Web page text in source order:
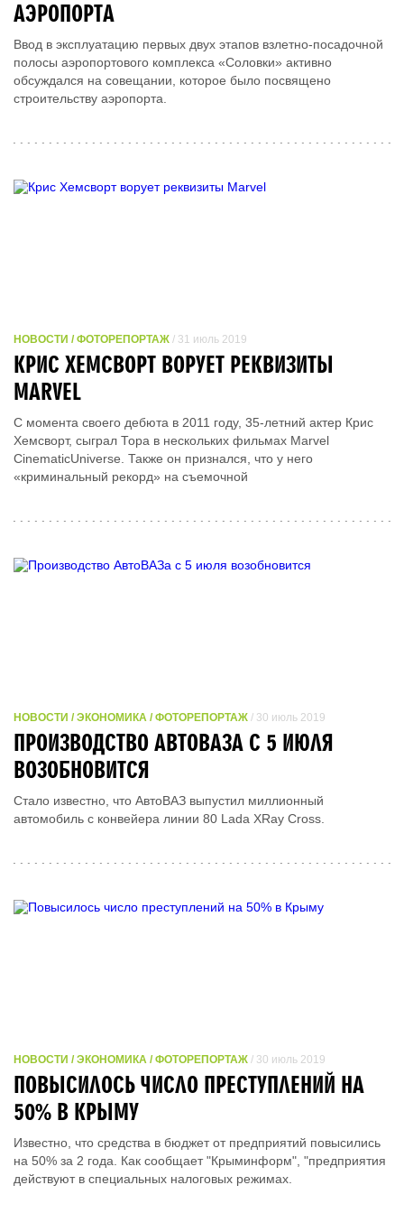
АЭРОПОРТА
Ввод в эксплуатацию первых двух этапов взлетно-посадочной
полосы аэропортового комплекса «Соловки» активно
обсуждался на совещании, которое было посвящено
строительству аэропорта.
НОВОСТИ / ФОТОРЕПОРТАЖ / 31 июль 2019
КРИС ХЕМСВОРТ ВОРУЕТ РЕКВИЗИТЫ
MARVEL
С момента своего дебюта в 2011 году, 35-летний актер Крис
Хемсворт, сыграл Тора в нескольких фильмах Marvel
CinematicUniverse. Также он признался, что у него
«криминальный рекорд» на съемочной
НОВОСТИ / ЭКОНОМИКА / ФОТОРЕПОРТАЖ / 30 июль 2019
ПРОИЗВОДСТВО АВТОВАЗА С 5 ИЮЛЯ
ВОЗОБНОВИТСЯ
Стало известно, что АвтоВАЗ выпустил миллионный
автомобиль с конвейера линии 80 Lada XRay Cross.
НОВОСТИ / ЭКОНОМИКА / ФОТОРЕПОРТАЖ / 30 июль 2019
ПОВЫСИЛОСЬ ЧИСЛО ПРЕСТУПЛЕНИЙ НА
50% В КРЫМУ
Известно, что средства в бюджет от предприятий повысились
на 50% за 2 года. Как сообщает "Крыминформ", "предприятия
действуют в специальных налоговых режимах.